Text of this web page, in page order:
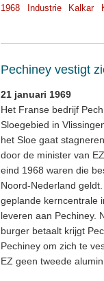
1968
Industrie Kalkar
Pechiney vestigt
21 januari 1969
Het Franse bedrijf
Sloegebied in
het Sloe gaat
door de minister van
eind 1968 waren die
Noord-Nederland
geplande kerncentrale
leveren aan Pechiney.
burger betaalt krijgt
Pechiney om zich te
EZ geen tweede